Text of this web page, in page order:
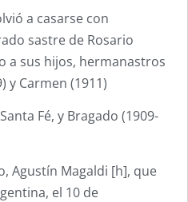
a casarse con
sastre de Rosario
a sus hijos, hermanastros
y Carmen (1911)
Fé, y Bragado (1909-
Agustín Magaldi [h], que
el 10 de